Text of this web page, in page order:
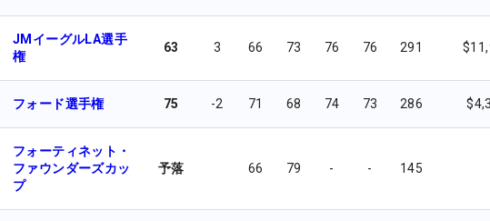
JMイーグルLA選手
権
63 3 66 73 76 76 291
フォード選手権 75 -2 71 68 74 73 286
フォーティネット・
ファウンダーズカッ
プ
予落 66 79 - - 145